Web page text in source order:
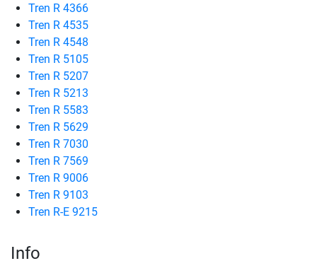
Tren R 4366
Tren R 4535
Tren R 4548
Tren R 5105
Tren R 5207
Tren R 5213
Tren R 5583
Tren R 5629
Tren R 7030
Tren R 7569
Tren R 9006
Tren R 9103
Tren R-E 9215
Info